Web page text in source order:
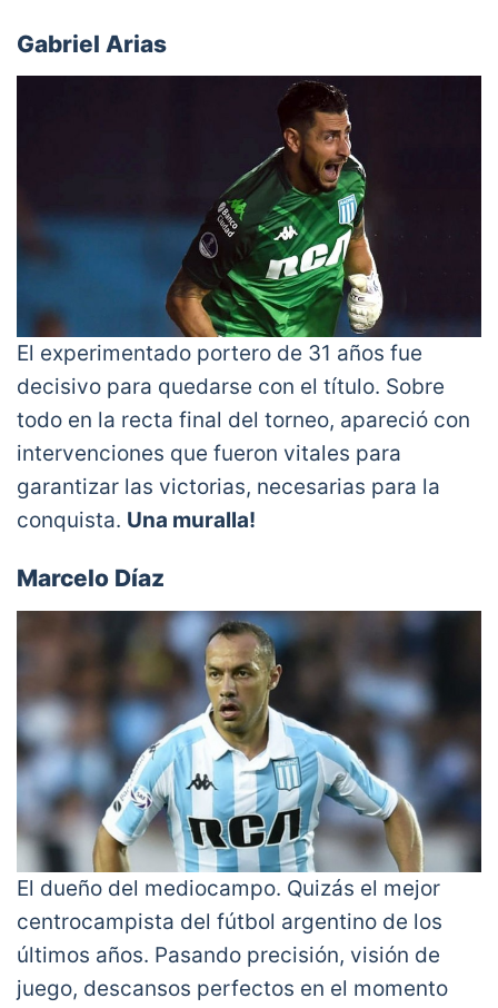
Gabriel Arias
El experimentado portero de 31 años fue
decisivo para quedarse con el título. Sobre
todo en la recta final del torneo, apareció con
intervenciones que fueron vitales para
garantizar las victorias, necesarias para la
conquista. Una muralla!
Marcelo Díaz
El dueño del mediocampo. Quizás el mejor
centrocampista del fútbol argentino de los
últimos años. Pasando precisión, visión de
juego, descansos perfectos en el momento